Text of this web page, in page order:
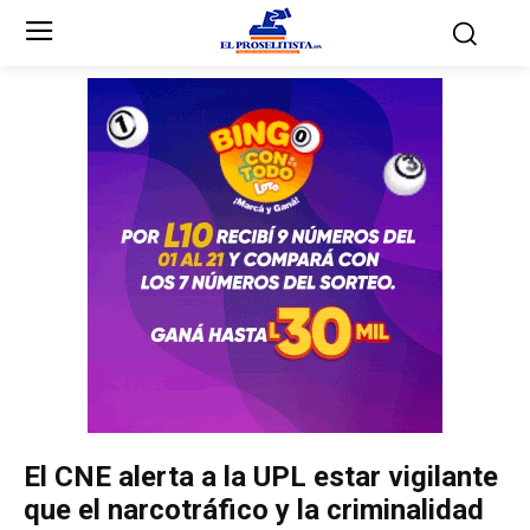
Partidos Políticos
Partido Liberal
Unificación Democrática
Anticorrupción
Partidos Políticos
Partido Liberal
Unificación Democrática
Anticorrupción
El CNE alerta a la UPL estar vigilante
que el narcotráfico y la criminalidad